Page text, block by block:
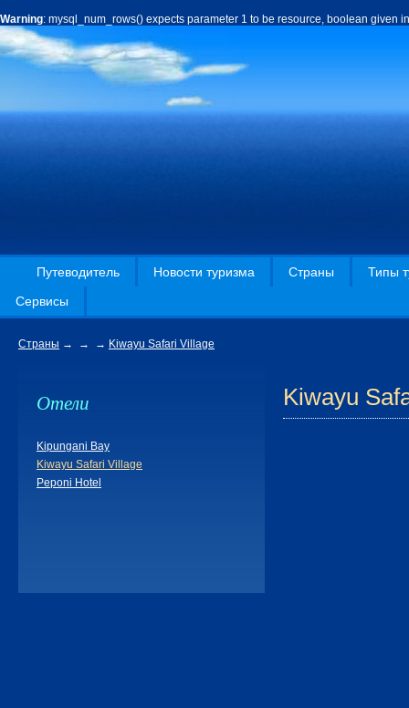
Warning: mysql_num_rows() expects parameter 1 to be resource, boolean given
Путеводитель Новости туризма Страны
Типы
Сервисы
Страны → → → Kiwayu Safari Village
Kiwayu
Отели
Kipungani Bay
Kiwayu Safari Village
Peponi Hotel